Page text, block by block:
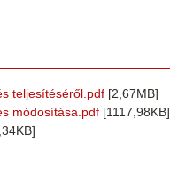
teljesítéséről.pdf [2,67MB]
módosítása.pdf [1117,98KB]